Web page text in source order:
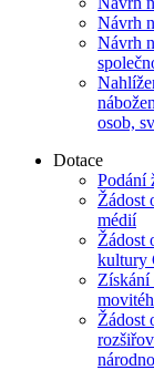
Návrh
Návrh
osob,
Dotace
Podání
Žádost
médií
Žádost
kultury
Získání
Žádost